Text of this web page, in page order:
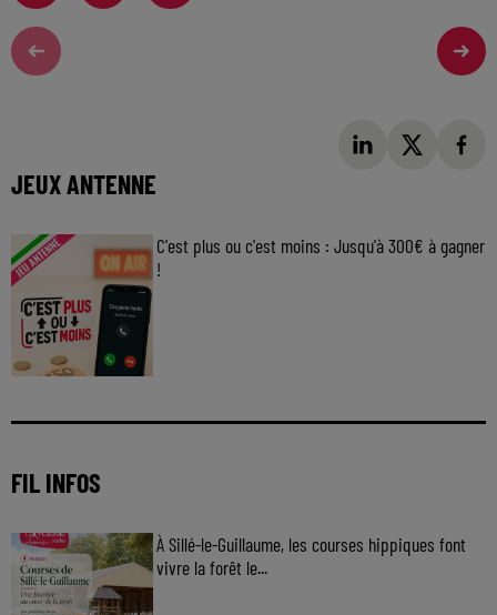
JEUX ANTENNE
C'est plus ou c'est moins : Jusqu'à 300€ à gagner
!
FIL INFOS
À Sillé-le-Guillaume, les courses hippiques font
vivre la forêt le...